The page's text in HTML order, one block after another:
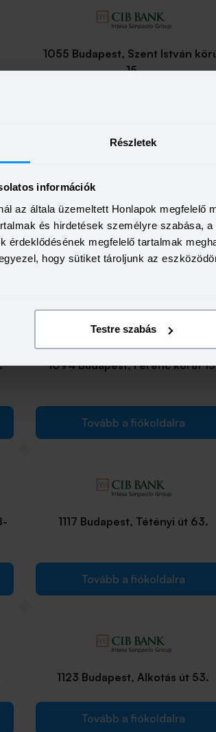
Részletek
információk
az általa üzemeltett Honlapok megfelelő
és hirdetések személyre szabása,
érdeklődésének megfelelő tartalmak
hogy sütiket tároljunk az
Testre szabás
1055 Budapest, Szent István
15.
1067 Budapest, Teréz körút 21.
Tovább a fiókoldalra
1094 Budapest, Ferenc körút
Tovább a fiókoldalra
1117 Budapest, Tétényi út 63.
Tovább a fiókoldalra
1123 Budapest, Alkotás út 53.
Tovább a fiókoldalra